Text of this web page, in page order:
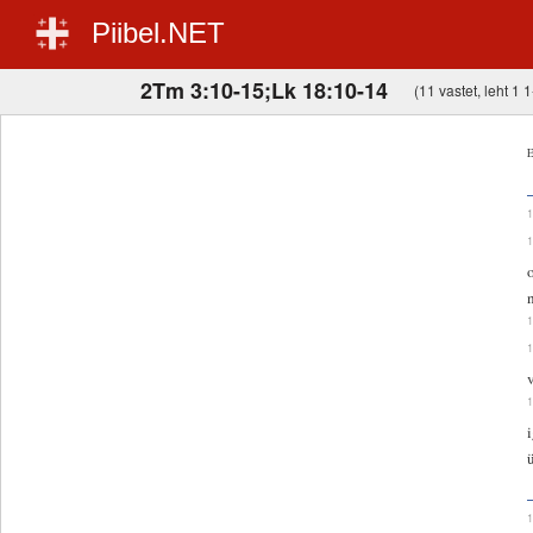
Piibel.NET
2Tm 3:10-15;Lk 18:10-14 (11 vastet, leht 1